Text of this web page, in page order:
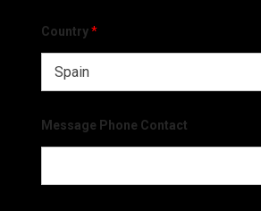
Country*
Message Phone Contact